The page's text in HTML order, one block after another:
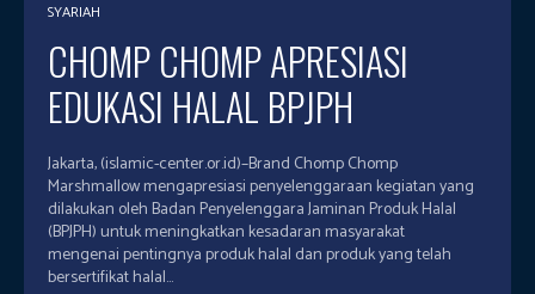
SYARIAH
CHOMP CHOMP APRESIASI
EDUKASI HALAL BPJPH
Jakarta, (islamic-center.or.id)–Brand Chomp Chomp
Marshmallow mengapresiasi penyelenggaraan kegiatan yang
dilakukan oleh Badan Penyelenggara Jaminan Produk Halal
(BPJPH) untuk meningkatkan kesadaran masyarakat
mengenai pentingnya produk halal dan produk yang telah
bersertifikat halal...